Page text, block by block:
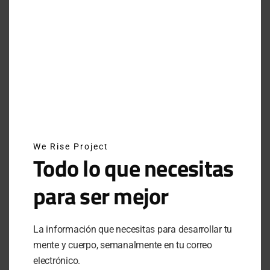
SUSCRÍBETE A NUESTRO NEWSLETTER
Al hacer clic en este botón, confirmas que has leído y
estas de acuerdo con nuestros términos de uso respecto al
almacenamiento de información enviada por esta forma.
We Rise Project
Todo lo que necesitas
para ser mejor
La información que necesitas para desarrollar tu
mente y cuerpo, semanalmente en tu correo
electrónico.